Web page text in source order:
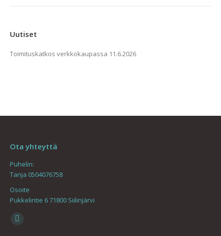
Uutiset
Toimituskatkos verkkokaupassa 11.6.2026
Ota yhteyttä
Puhelin:
Tanja 0504076758
Osoite
Pukkelintie 6 71800 Siilinjärvi
Find us on: